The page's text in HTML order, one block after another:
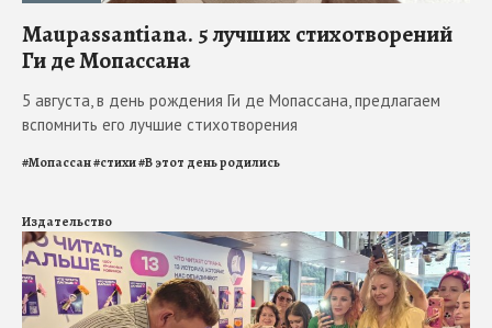
Maupassantiana. 5 лучших стихотворений
Ги де Мопассана
5 августа, в день рождения Ги де Мопассана, предлагаем
вспомнить его лучшие стихотворения
#Мопассан#стихи#В этот день родились
Издательство